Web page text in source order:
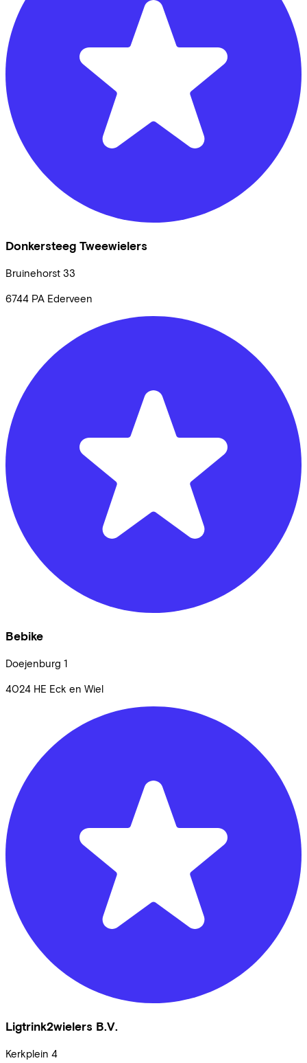
Donkersteeg Tweewielers
Bruinehorst 33
6744 PA Ederveen
Bebike
Doejenburg 1
4024 HE Eck en Wiel
Ligtrink2wielers B.V.
Kerkplein 4